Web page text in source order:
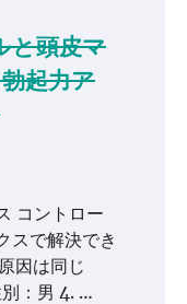
と頭皮マ
起力ア
コントロー
スで解決でき
因は同じ
：男 4. …